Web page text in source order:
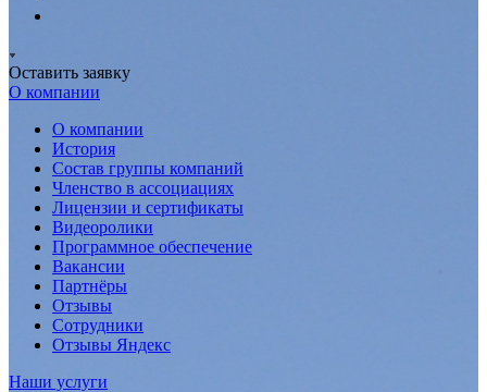
Оставить заявку
О компании
О компании
История
Состав группы компаний
Членство в ассоциациях
Лицензии и сертификаты
Видеоролики
Программное обеспечение
Вакансии
Партнёры
Отзывы
Сотрудники
Отзывы Яндекс
Наши услуги